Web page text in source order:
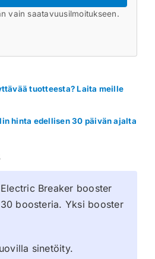
vain saatavuusilmoitukseen.
tuotteesta? Laita meille
hinta edellisen 30 päivän ajalta
Breaker booster
boosteria. Yksi booster
sinetöity.